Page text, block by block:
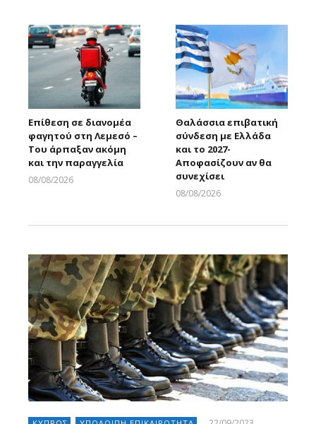
Επίθεση σε διανομέα
φαγητού στη Λεμεσό –
Του άρπαξαν ακόμη
και την παραγγελία
08/08/2026
Θαλάσσια επιβατική
σύνδεση με Ελλάδα
και το 2027-
Αποφασίζουν αν θα
συνεχίσει
08/08/2026